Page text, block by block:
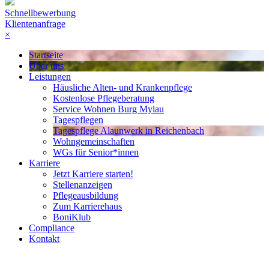
Schnellbewerbung
Klientenanfrage
×
Startseite
Über uns
Leistungen
Häusliche Alten- und Krankenpflege
Kostenlose Pflegeberatung
Service Wohnen Burg Mylau
Tagespflegen
Tagespflege Alaunwerk in Reichenbach
Wohngemeinschaften
WGs für Senior*innen
Karriere
Jetzt Karriere starten!
Stellenanzeigen
Pflegeausbildung
Zum Karrierehaus
BoniKlub
Compliance
Kontakt